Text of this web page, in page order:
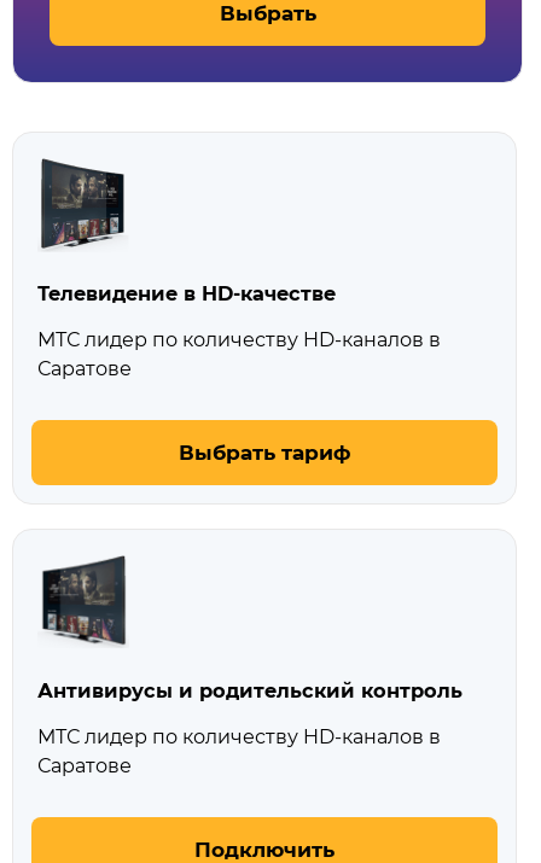
Выбрать
Телевидение в HD‑качестве
МТС лидер по количеству HD‑каналов в
Саратове
Выбрать тариф
Антивирусы и родительский контроль
МТС лидер по количеству HD‑каналов в
Саратове
Подключить